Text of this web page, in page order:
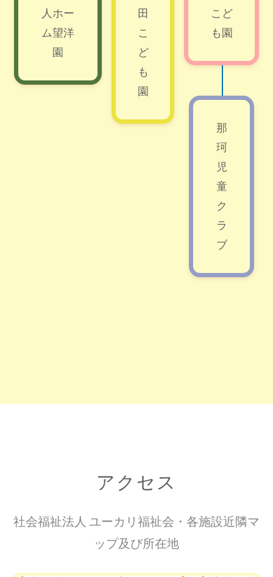
人ホー
ム望洋
園
田
こ
ど
も
園
こど
も園
那
珂
児
童
ク
ラ
ブ
アクセス
社会福祉法人 ユーカリ福祉会・各施設近隣マ
ップ及び所在地